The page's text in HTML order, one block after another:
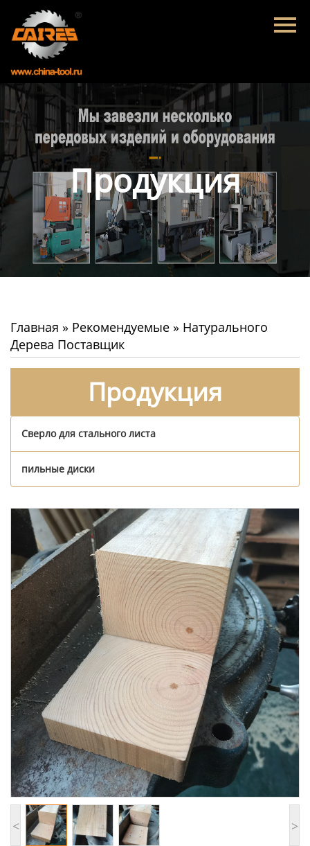
Главная
Продукция
Новости
О нас
Контакты
Продукция
Главная » Рекомендуемые » Натурального
Дерева Поставщик
Продукция
Сверло для стального листа
пильные диски
< >